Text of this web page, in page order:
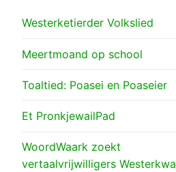
Westerketierder Volkslied
Meertmoand op school
Toaltied: Poasei en Poaseier
Et PronkjewailPad
WoordWaark zoekt
vertaalvrijwilligers